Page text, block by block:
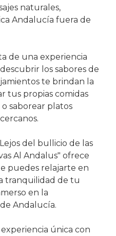
naturales,
Andalucía fuera de
de una experiencia
los sabores de
te brindan la
tus propias comidas
saborear platos
del bullicio de las
Al Andalus" ofrece
puedes relajarte en
tranquilidad de tu
en la
Andalucía.
única con